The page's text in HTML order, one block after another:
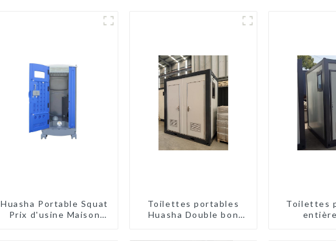
Huasha Portable Squat
Prix d'usine Maison
Toilettes portables
Huasha Double bon
Toilettes